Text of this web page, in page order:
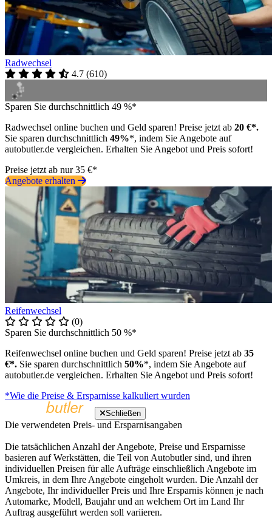
Radwechsel
4.7 (610)
Sparen Sie durchschnittlich 49 %*
Radwechsel online buchen und Geld sparen! Preise jetzt ab 20 €*.
Sie sparen durchschnittlich 49%*, indem Sie Angebote auf
autobutler.de vergleichen. Erhalten Sie Angebot und Preis sofort!
Preise jetzt ab nur 35 €*
Angebote erhalten
Reifenwechsel
(0)
Sparen Sie durchschnittlich 50 %*
Reifenwechsel online buchen und Geld sparen! Preise jetzt ab 35
€*. Sie sparen durchschnittlich 50%*, indem Sie Angebote auf
autobutler.de vergleichen. Erhalten Sie Angebot und Preis sofort!
*Wie die Preise & Ersparnisse kalkuliert wurden
Schließen
Die verwendeten Preis- und Ersparnisangaben
Die tatsächlichen Anzahl der Angebote, Preise und Ersparnisse
basieren auf Werkstätten, die Teil von Autobutler sind, und ihren
individuellen Preisen für alle Aufträge einschließlich Angebote im
Umkreis, in dem Ihre Angebote eingeholt wurden. Die Anzahl der
Angebote, Ihr individueller Preis und Ihre Ersparnis können je nach
Automarke, Modell, Baujahr und an welchem Ort im Land Ihr
Auftrag ausgeführt werden soll variieren.